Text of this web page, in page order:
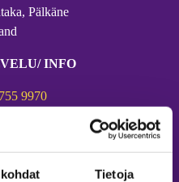
Tietoja
Pälkäne
INFO
9970